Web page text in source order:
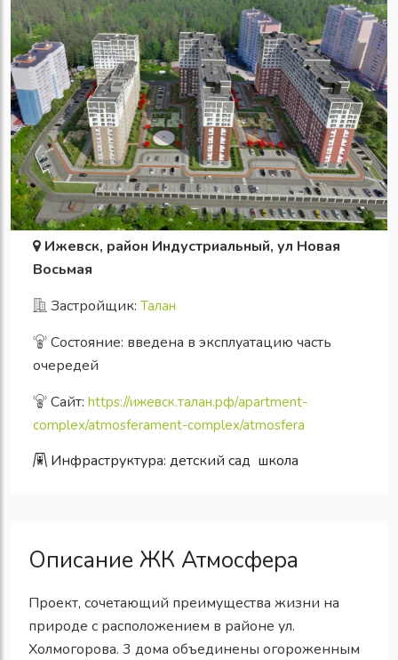
Ижевск, район Индустриальный, ул Новая
Восьмая
Застройщик: Талан
Состояние: введена в эксплуатацию часть
очередей
Сайт: https://ижевск.талан.рф/apartment-
complex/atmosferament-complex/atmosfera
Инфраструктура: детский сад школа
Описание ЖК Атмосфера
Проект, сочетающий преимущества жизни на
природе с расположением в районе ул.
Холмогорова. 3 дома объединены огороженным